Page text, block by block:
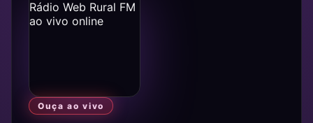
Ouça ao vivo